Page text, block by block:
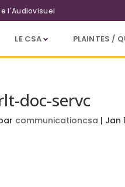
l'Audiovisuel
LE CSA PLAINTES /
doc-servc
communicationcsa | Jan